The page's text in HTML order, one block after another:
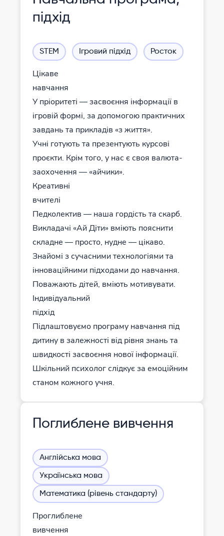
підхід
STEM Ігровий підхід Росток
Цікаве
навчання
У пріоритеті — засвоєння інформації в
ігровій формі, за допомогою практичних
завдань та прикладів «з життя».
Учні готують та презентують курсові
проєкти. Крім того, у нас є своя валюта-
заохочення — «айчики».
Креативні
вчителі
Педколектив — наша гордість та скарб.
Викладачі «Ай Діти» вміють пояснити
складне — просто, нудне — цікаво.
Знайомі з сучасними технологіями та
інноваційними підходами до навчання.
Поважають дітей, вміють мотивувати.
Індивідуальний
підхід
Підлаштовуємо програму навчання під
дитину в залежності від рівня знань та
швидкості засвоєння нової інформації.
Шкільний психолог слідкує за емоційним
станом кожного учня.
Поглиблене вивчення
Англійська мова
Українська мова
Математика (рівень стандарту)
Проглиблене
вивчення